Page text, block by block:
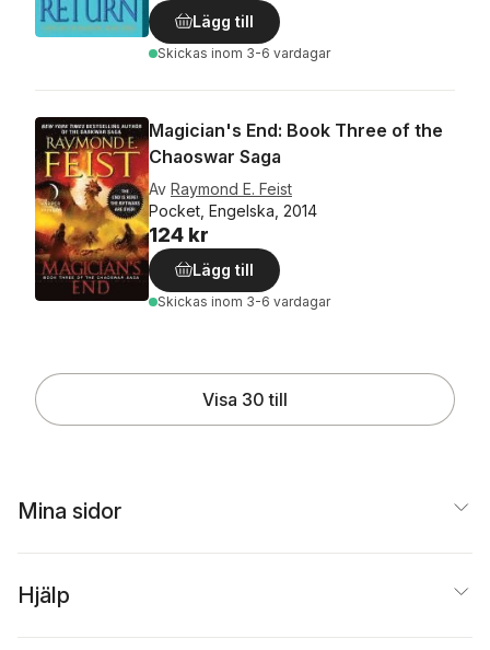
Lägg till
Skickas inom 3-6 vardagar
Magician's End: Book Three of the
Chaoswar Saga
Av Raymond E. Feist
Pocket, Engelska, 2014
124 kr
Lägg till
Skickas inom 3-6 vardagar
Visa 30 till
Mina sidor
Hjälp